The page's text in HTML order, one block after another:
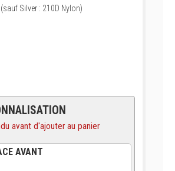
Silver : 210D Nylon)
avant d'ajouter au panier
AVANT